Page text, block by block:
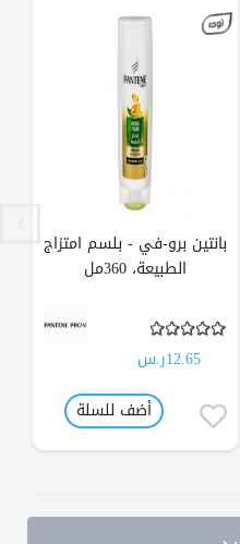
بانتين برو-في - بلسم امتزاج
الطبيعة، 360مل
12.65ر.س
أضف للسلة